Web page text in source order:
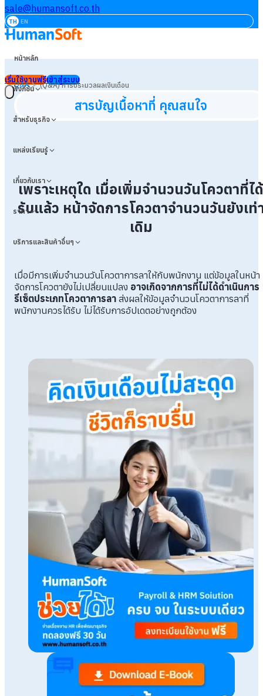
sale@humansoft.co.th
TH EN
หน้าหลัก
ฟังก์ชัน
สำหรับธุรกิจ
แหล่งเรียนรู้
เกี่ยวกับเรา
ราคา
บริการและสินค้าอื่นๆ
เริ่มใช้งานฟรีเข้าสู่ระบบ
Q&A>(Q&A) การประมวลผลเงินเดือน
สารบัญเนื้อหาที่ คุณสนใจ
เพราะเหตุใด เมื่อเพิ่มจำนวนวันโควตาที่ได้
รับแล้ว หน้าจัดการโควตาจำนวนวันยังเท่
เดิม
เมื่อมีการเพิ่มจำนวนวันโควตาการลาให้กับพนักงาน แต่ข้อมูลในหน้า
จัดการโควตายังไม่เปลี่ยนแปลง อาจเกิดจากการที่ไม่ได้ดำเนินการ
รีเซ็ตประเภทโควตาการลา ส่งผลให้ข้อมูลจำนวนโควตาการลาที่
พนักงานควรได้รับ ไม่ได้รับการอัปเดตอย่างถูกต้อง